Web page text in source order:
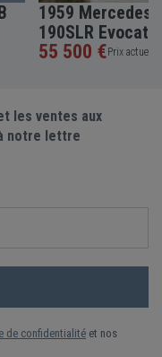
1959 Mercedes-
190SLR
55 500 €Prix actuel •
les ventes aux
notre lettre
de confidentialité et nos